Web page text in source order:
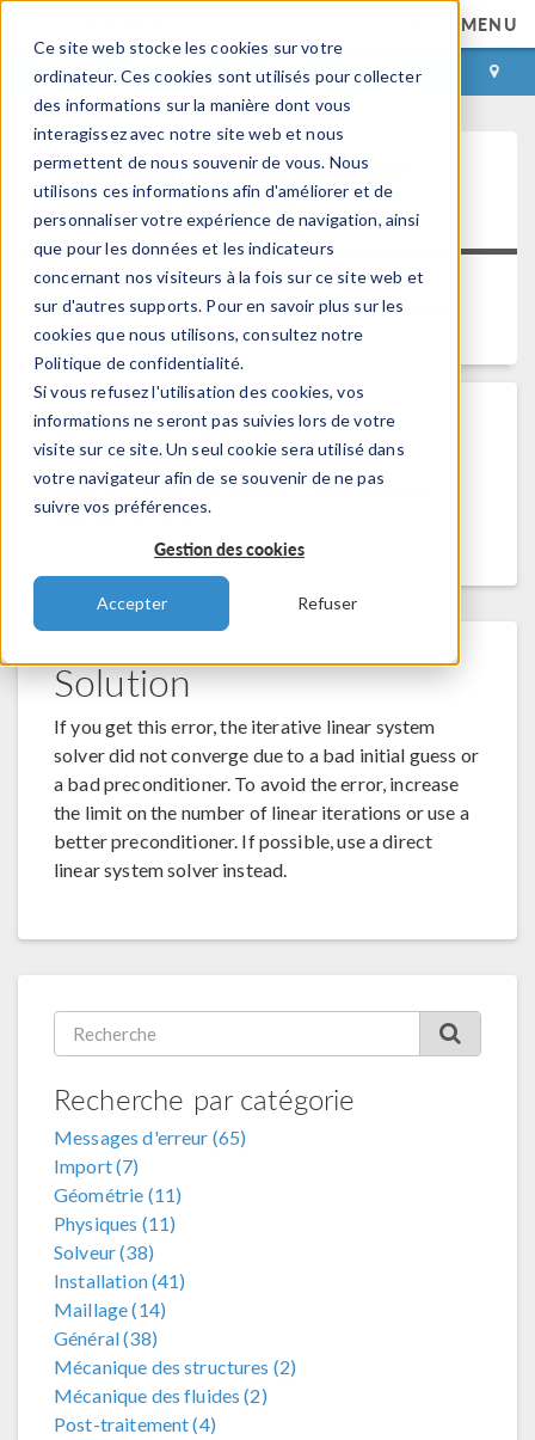
Ce site web stocke les cookies sur votre
ordinateur. Ces cookies sont utilisés pour collecter
des informations sur la manière dont vous
interagissez avec notre site web et nous
permettent de nous souvenir de vous. Nous
utilisons ces informations afin d'améliorer et de
personnaliser votre expérience de navigation, ainsi
que pour les données et les indicateurs
concernant nos visiteurs à la fois sur ce site web et
sur d'autres supports. Pour en savoir plus sur les
cookies que nous utilisons, consultez notre
Politique de confidentialité.
Si vous refusez l'utilisation des cookies, vos
informations ne seront pas suivies lors de votre
visite sur ce site. Un seul cookie sera utilisé dans
votre navigateur afin de se souvenir de ne pas
suivre vos préférences.
Gestion des cookies
Accepter Refuser
MENU
CONNEXION CONTACT
Maximum number of linear
iterations reached
Platform:All Platforms Se réfère à:
COMSOL Multiphysics® Versions:Toutes les
versions
Problem Description
An error "Maximum number of linear iterations
reached" occurs.
Solution
If you get this error, the iterative linear system
solver did not converge due to a bad initial guess or
a bad preconditioner. To avoid the error, increase
the limit on the number of linear iterations or use a
better preconditioner. If possible, use a direct
linear system solver instead.
Recherche par catégorie
Messages d'erreur (65)
Import (7)
Géométrie (11)
Physiques (11)
Solveur (38)
Installation (41)
Maillage (14)
Général (38)
Mécanique des structures (2)
Mécanique des fluides (2)
Post-traitement (4)